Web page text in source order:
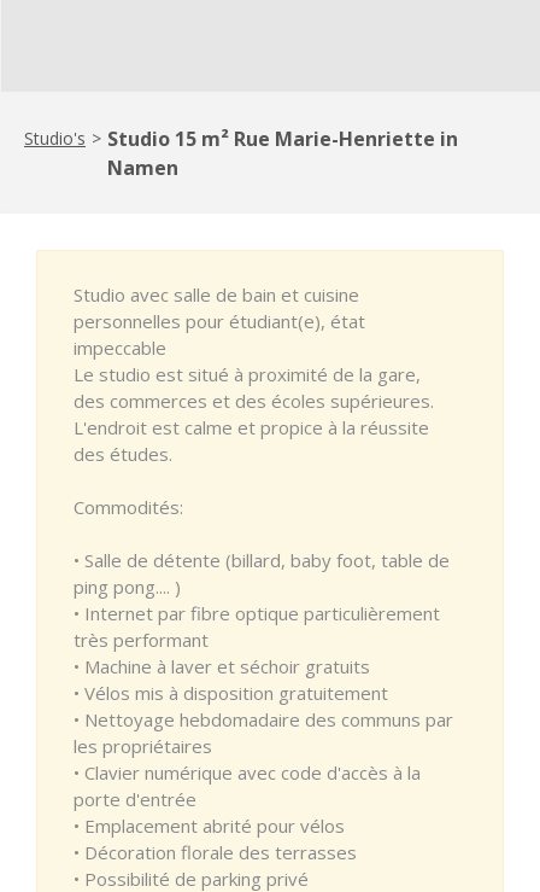
Studio's > Studio 15 m² Rue Marie-Henriette in
Namen
Studio avec salle de bain et cuisine
personnelles pour étudiant(e), état
impeccable
Le studio est situé à proximité de la gare,
des commerces et des écoles supérieures.
L'endroit est calme et propice à la réussite
des études.
Commodités:
• Salle de détente (billard, baby foot, table de
ping pong.... )
• Internet par fibre optique particulièrement
très performant
• Machine à laver et séchoir gratuits
• Vélos mis à disposition gratuitement
• Nettoyage hebdomadaire des communs par
les propriétaires
• Clavier numérique avec code d'accès à la
porte d'entrée
• Emplacement abrité pour vélos
• Décoration florale des terrasses
• Possibilité de parking privé